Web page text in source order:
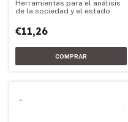
Herramientas para el análisis
de la sociedad y el estado
€11,26